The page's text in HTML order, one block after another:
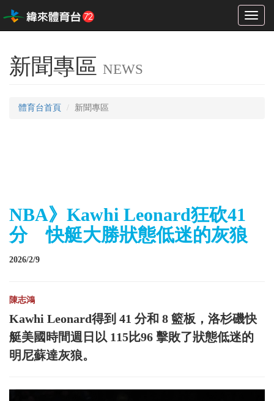
Toggle
新聞專區 NEWS
體育台首頁 新聞專區
NBA》Kawhi Leonard狂砍41
分 快艇大勝狀態低迷的灰狼
2026/2/9
陳志鴻
Kawhi Leonard得到 41 分和 8 籃板，洛杉磯快
艇美國時間週日以 115比96 擊敗了狀態低迷的
明尼蘇達灰狼。